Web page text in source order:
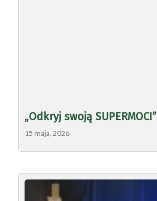
„Odkryj swoją SUPERMOC!”
15 maja, 2026